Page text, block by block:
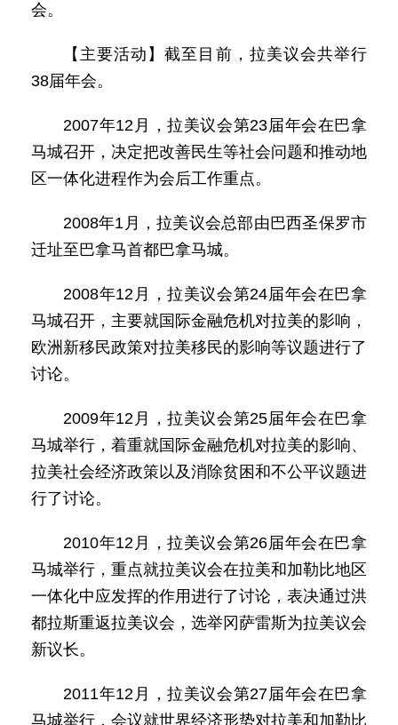
会。
【主要活动】截至目前，拉美议会共举行
38届年会。
2007年12月，拉美议会第23届年会在巴拿
马城召开，决定把改善民生等社会问题和推动地
区一体化进程作为会后工作重点。
2008年1月，拉美议会总部由巴西圣保罗市
迁址至巴拿马首都巴拿马城。
2008年12月，拉美议会第24届年会在巴拿
马城召开，主要就国际金融危机对拉美的影响，
欧洲新移民政策对拉美移民的影响等议题进行了
讨论。
2009年12月，拉美议会第25届年会在巴拿
马城举行，着重就国际金融危机对拉美的影响、
拉美社会经济政策以及消除贫困和不公平议题进
行了讨论。
2010年12月，拉美议会第26届年会在巴拿
马城举行，重点就拉美议会在拉美和加勒比地区
一体化中应发挥的作用进行了讨论，表决通过洪
都拉斯重返拉美议会，选举冈萨雷斯为拉美议会
新议长。
2011年12月，拉美议会第27届年会在巴拿
马城举行，会议就世界经济形势对拉美和加勒比